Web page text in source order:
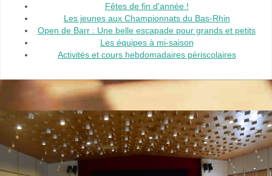
Fêtes de fin d'année !
Les jeunes aux Championnats du Bas-Rhin
Open de Barr : Une belle escapade pour grands et petits
Les équipes à mi-saison
Activités et cours hebdomadaires périscolaires